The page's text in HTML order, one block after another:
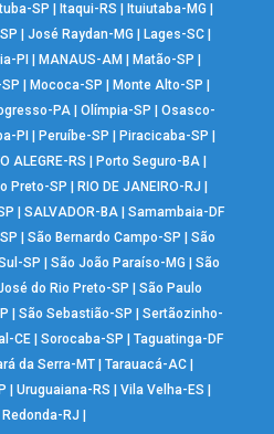
SP Itaqui-RS Ituiutaba-MG
José Raydan-MG Lages-SC|
PI MANAUS-AM Matão-SP
Mococa-SP Monte Alto-SP
PA |Olímpia-SP |Osasco-
PI Peruíbe-SP Piracicaba-SP
ALEGRE-RS Porto Seguro-BA
Preto-SP RIO DE JANEIRO-RJ
SALVADOR-BA| Samambaia-DF
|São Bernardo Campo-SP |São
SP |São João Paraíso-MG |São
do Rio Preto-SP |São Paulo
|São Sebastião-SP |Sertãozinho-
CE |Sorocaba-SP |Taguatinga-DF
da Serra-MT| Tarauacá-AC|
|Uruguaiana-RS |Vila Velha-ES
RJ